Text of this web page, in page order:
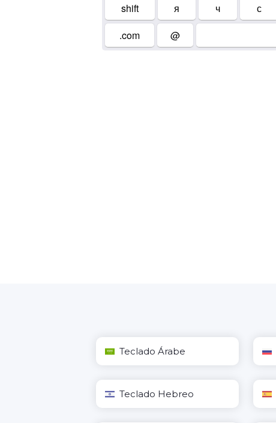
shift
я ч с
.com
@
Teclado Árabe
Teclado Hebreo